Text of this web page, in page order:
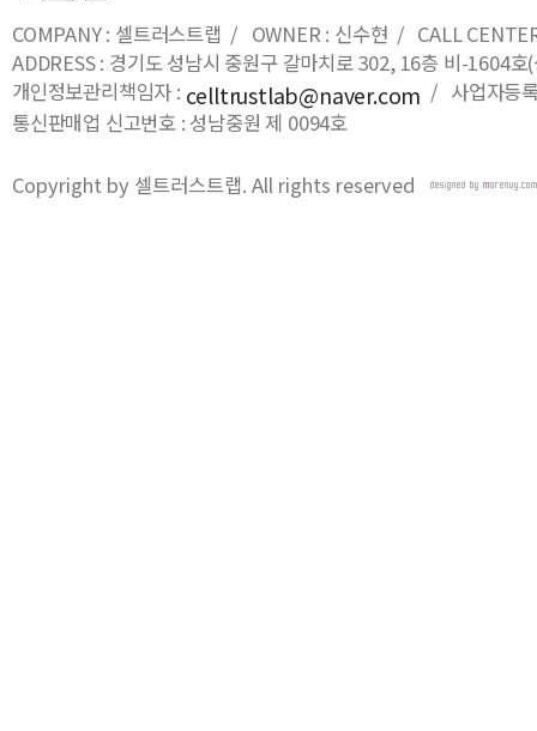
COMPANY : 셀트러스트랩 / OWNER : 신수현 / CALL
ADDRESS : 경기도 성남시 중원구 갈마치로 302, 16층 비-1604
개인정보관리책임자 : celltrustlab@naver.com / 사업자등
통신판매업 신고번호 : 성남중원 제 0094호
Copyright by 셀트러스트랩. All rights reserved